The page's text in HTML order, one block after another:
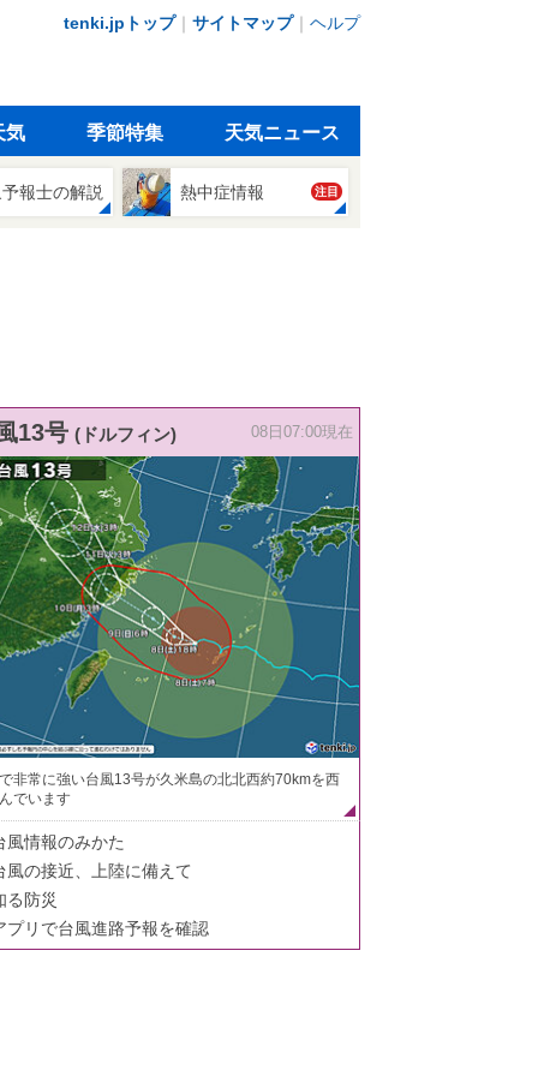
tenki.jpトップ｜ サイトマップ｜ ヘルプ
気 季節特集 天気ニュース
報士の解説 熱中症情報 注目
13号 (ドルフィン) 08日07:00現在
非常に強い台風13号が久米島の北北西約70kmを西
でいます
風情報のみかた
風の接近、上陸に備えて
る防災
プリで台風進路予報を確認